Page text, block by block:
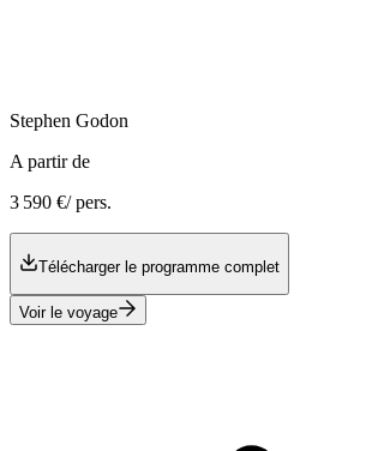
Stephen Godon
A partir de
3 590 €/ pers.
Télécharger le programme complet
Voir le voyage